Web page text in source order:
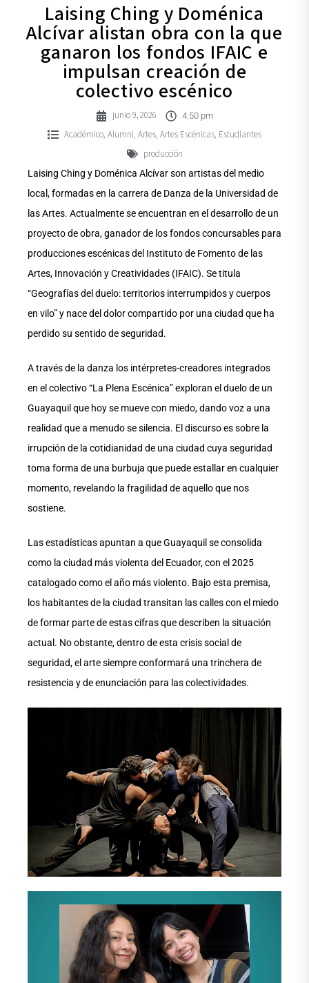
Laising Ching y Doménica
Alcívar alistan obra con la que
ganaron los fondos IFAIC e
impulsan creación de
colectivo escénico
junio 9, 2026 4:50 pm
Académico, Alumni, Artes, Artes Escénicas, Estudiantes
producción
Laising Ching y Doménica Alcívar son artistas del medio
local, formadas en la carrera de Danza de la Universidad de
las Artes. Actualmente se encuentran en el desarrollo de un
proyecto de obra, ganador de los fondos concursables para
producciones escénicas del Instituto de Fomento de las
Artes, Innovación y Creatividades (IFAIC). Se titula
“Geografías del duelo: territorios interrumpidos y cuerpos
en vilo” y nace del dolor compartido por una ciudad que ha
perdido su sentido de seguridad.
A través de la danza los intérpretes-creadores integrados
en el colectivo “La Plena Escénica” exploran el duelo de un
Guayaquil que hoy se mueve con miedo, dando voz a una
realidad que a menudo se silencia. El discurso es sobre la
irrupción de la cotidianidad de una ciudad cuya seguridad
toma forma de una burbuja que puede estallar en cualquier
momento, revelando la fragilidad de aquello que nos
sostiene.
Las estadísticas apuntan a que Guayaquil se consolida
como la ciudad más violenta del Ecuador, con el 2025
catalogado como el año más violento. Bajo esta premisa,
los habitantes de la ciudad transitan las calles con el miedo
de formar parte de estas cifras que describen la situación
actual. No obstante, dentro de esta crisis social de
seguridad, el arte siempre conformará una trinchera de
resistencia y de enunciación para las colectividades.